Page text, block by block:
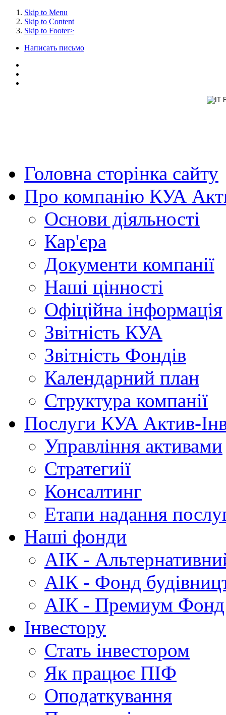
Skip to Menu
Skip to Content
Skip to Footer>
Написать письмо
Головна сторінка сайту
Про компанію КУА
Основи діяльності
Кар'єра
Документи компанії
Наші цінності
Офіційна інформація
Звітність КУА
Звітність Фондів
Календарний план
Структура компанії
Послуги КУА Актив-
Управління активами
Стратегиії
Консалтинг
Етапи надання
Наші фонди
АІК -
АІК - Фонд
АІК - Премиум Фонд
Інвестору
Стать інвестором
Як працює ПІФ
Оподаткування